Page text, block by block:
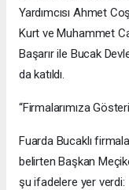
Yardımcısı Ahmet
Kurt ve Muhammet
Başarır ile Bucak
da katıldı.
“Firmalarımıza
Fuarda Bucaklı
belirten Başkan
şu ifadelere yer verdi: